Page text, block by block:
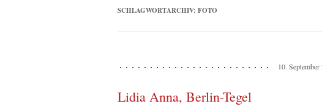
SCHLAGWORTARCHIV: FOTO
10.
Lidia Anna, Berlin-Tegel